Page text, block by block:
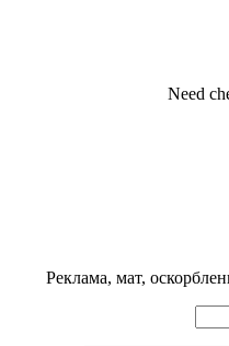
Need
Реклама, мат,